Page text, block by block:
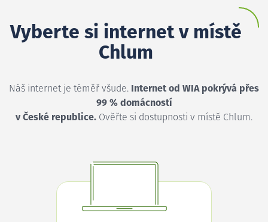
Vyberte si internet v místě
Chlum
Náš internet je téměř všude. Internet od WIA pokrývá přes
99 % domácností
v České republice. Ověřte si dostupnosti v místě Chlum.